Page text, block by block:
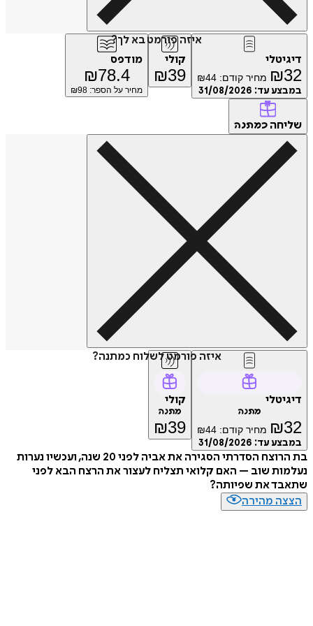
איזה פורמט בא לך?
₪ מחיר קודם: ₪44
עד:31/08/2026
₪ 39
מודפס
₪78.4
מחיר על הספר: ₪98
כמתנה
איזה פורמט לשלוח כמתנה?
₪ מחיר קודם: ₪44
עד:31/08/2026
₪ 39
בת הרוצח הסדרתי הסגירה את אביה לפני 20 שנה, ועכשיו נערות
שוב – האם קלואי תצליח לעצור את הרצח הבא לפני
את שפיותה?
מהירה